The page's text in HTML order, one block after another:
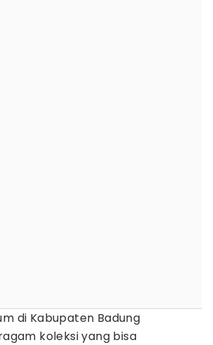
di Kabupaten Badung
koleksi yang bisa